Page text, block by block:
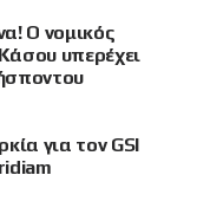
Ο νομικός
υπερέχει
για τον GSI